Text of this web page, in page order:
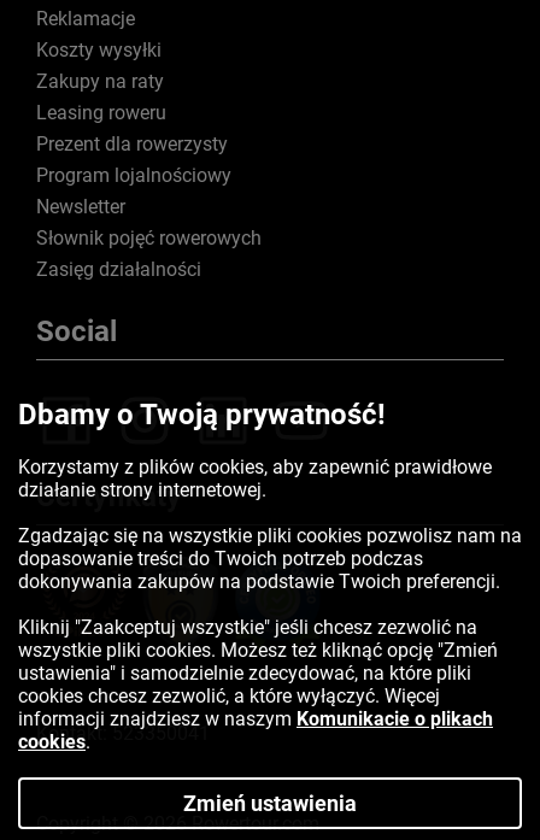
Reklamacje
Koszty wysyłki
Zakupy na raty
Leasing roweru
Prezent dla rowerzysty
Program lojalnościowy
Newsletter
Słownik pojęć rowerowych
Zasięg działalności
Social
Certyfikaty
Kontakt:523350041
Copyright © 2026 Rowertour.com
Dbamy o Twoją prywatność!
Korzystamy z plików cookies, aby zapewnić prawidłowe
działanie strony internetowej.
Zgadzając się na wszystkie pliki cookies pozwolisz nam na
dopasowanie treści do Twoich potrzeb podczas
dokonywania zakupów na podstawie Twoich preferencji.
Kliknij "Zaakceptuj wszystkie" jeśli chcesz zezwolić na
wszystkie pliki cookies. Możesz też kliknąć opcję "Zmień
ustawienia" i samodzielnie zdecydować, na które pliki
cookies chcesz zezwolić, a które wyłączyć. Więcej
informacji znajdziesz w naszym Komunikacie o plikach
cookies.
Zmień ustawienia